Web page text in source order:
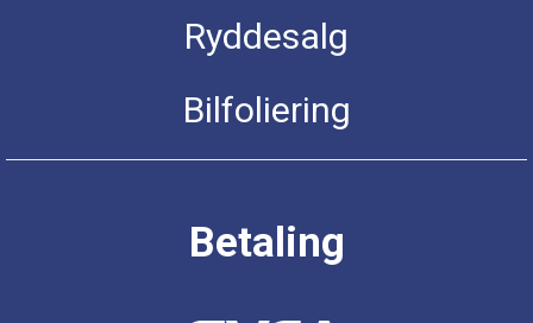
Ryddesalg
Bilfoliering
Betaling